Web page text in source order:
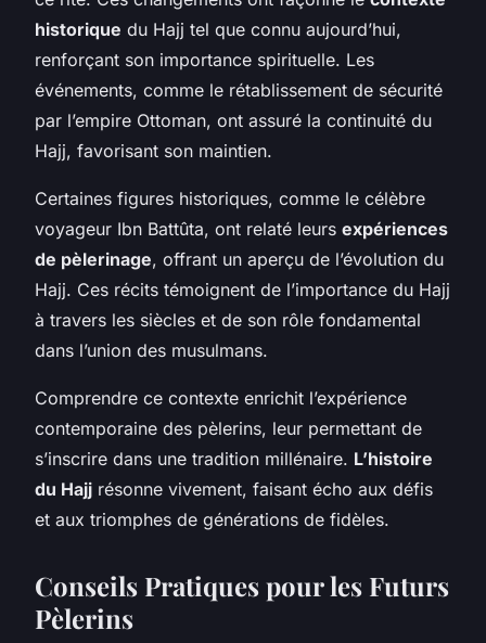
historique du Hajj tel que connu aujourd’hui,
renforçant son importance spirituelle. Les
événements, comme le rétablissement de sécurité
par l’empire Ottoman, ont assuré la continuité du
Hajj, favorisant son maintien.
Certaines figures historiques, comme le célèbre
voyageur Ibn Battûta, ont relaté leurs expériences
de pèlerinage, offrant un aperçu de l’évolution du
Hajj. Ces récits témoignent de l’importance du Hajj
à travers les siècles et de son rôle fondamental
dans l’union des musulmans.
Comprendre ce contexte enrichit l’expérience
contemporaine des pèlerins, leur permettant de
s’inscrire dans une tradition millénaire. L’histoire
du Hajj résonne vivement, faisant écho aux défis
et aux triomphes de générations de fidèles.
Conseils Pratiques pour les Futurs
Pèlerins